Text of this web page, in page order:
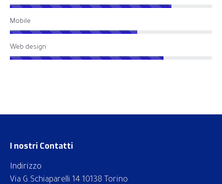
Mobile
Web design
I nostri Contatti
Indirizzo
Via G.Schiaparelli 14 10138 Torino